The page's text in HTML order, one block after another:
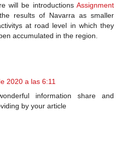
will be introductions Assignment
results of Navarra as smaller
at road level in which they
accumulated in the region.
2020 a las 6:11
information share and
by your article